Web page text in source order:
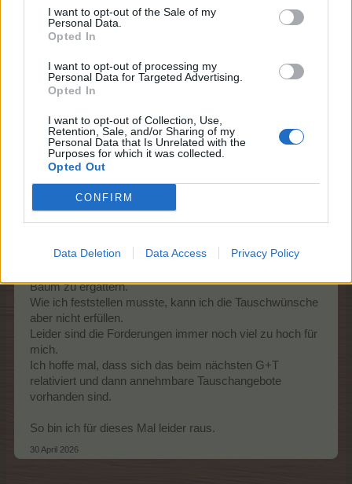
I want to opt-out of the Sale of my
Personal Data.
Opted In
I want to opt-out of processing my
Personal Data for Targeted Advertising.
Opted In
I want to opt-out of Collection, Use,
Retention, Sale, and/or Sharing of my
Personal Data that Is Unrelated with the
Purposes for which it was collected.
Opted Out
CONFIRM
Data Deletion Data Access Privacy Policy
füttern.
Ihr wißt schon welchen Account ich meine.
Edit BleNoir: bitte achte auf deine Ausdrucksweise
Zuletzt bearbeitet von Moderator:
29 April 2026
29 April 2026
,krummbein,snowbox123und1 weiteren Person
Allradine
Foren-Graf
konnte hatte ich gehofft, dass ich es am G+T schaffe,
Baum zu ergattern.
Wie ich feststellen musste, kann ich die Tauschwünsche
aber nicht erfüllen.
Leider sind die Forderungen immer noch viel zu hoch für
mich.
Ich hoffe mal, dass sich das beim nächsten G+T
relativiert und dann annehmbare Tauschangebote
vorhanden sind.
So bin ich für dieses Mal leider raus.
30 April 2026